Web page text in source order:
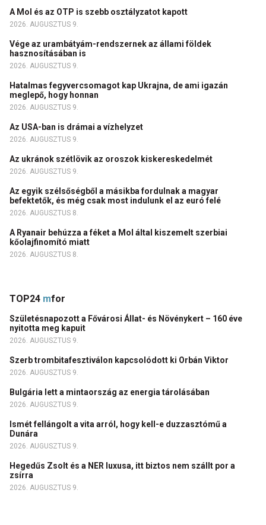
A Mol és az OTP is szebb osztályzatot kapott
2026. AUGUSZTUS 9.
Vége az urambátyám-rendszernek az állami földek
hasznosításában is
2026. AUGUSZTUS 9.
Hatalmas fegyvercsomagot kap Ukrajna, de ami igazán
meglepő, hogy honnan
2026. AUGUSZTUS 9.
Az USA-ban is drámai a vízhelyzet
2026. AUGUSZTUS 9.
Az ukránok szétlövik az oroszok kiskereskedelmét
2026. AUGUSZTUS 9.
Az egyik szélsőségből a másikba fordulnak a magyar
befektetők, és még csak most indulunk el az euró felé
2026. AUGUSZTUS 8.
A Ryanair behúzza a féket a Mol által kiszemelt szerbiai
kőolajfinomító miatt
2026. AUGUSZTUS 8.
TOP24 mfor
Születésnapozott a Fővárosi Állat- és Növénykert – 160 éve
nyitotta meg kapuit
2026. AUGUSZTUS 9.
Szerb trombitafesztiválon kapcsolódott ki Orbán Viktor
2026. AUGUSZTUS 9.
Bulgária lett a mintaország az energia tárolásában
2026. AUGUSZTUS 9.
Ismét fellángolt a vita arról, hogy kell-e duzzasztómű a
Dunára
2026. AUGUSZTUS 9.
Hegedűs Zsolt és a NER luxusa, itt biztos nem szállt por a
zsírra
2026. AUGUSZTUS 9.